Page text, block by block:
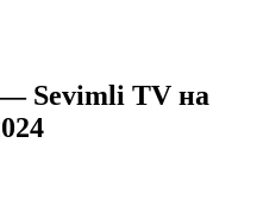
— Sevimli TV на